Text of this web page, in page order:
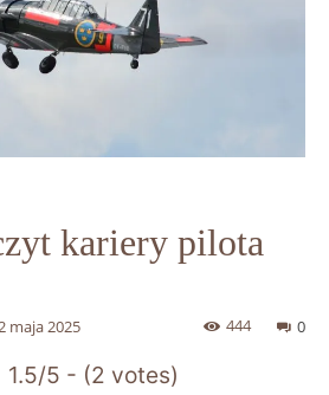
kariery pilota
maja 2025 0
444
1.5/5 - (2 votes)